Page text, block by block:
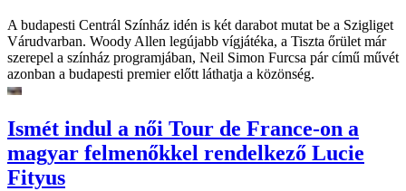
A budapesti Centrál Színház idén is két darabot mutat be a Szigliget
Várudvarban. Woody Allen legújabb vígjátéka, a Tiszta őrület már
szerepel a színház programjában, Neil Simon Furcsa pár című művét
azonban a budapesti premier előtt láthatja a közönség.
Ismét indul a női Tour de France-on a
magyar felmenőkkel rendelkező Lucie
Fityus